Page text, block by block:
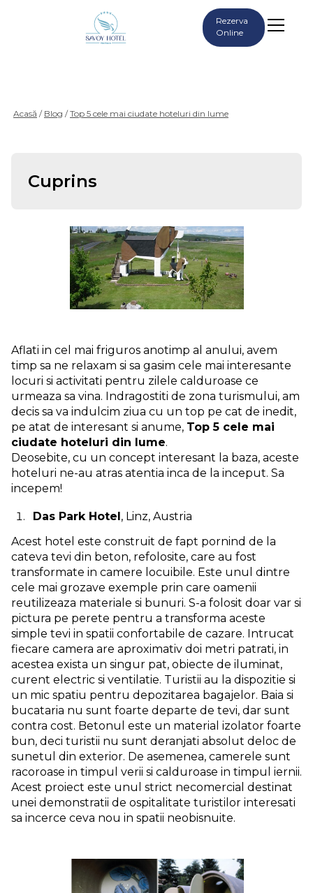
Rezerva
Online
Acasă / Blog / Top 5 cele mai ciudate hoteluri din lume
hoteluri din lume
Cuprins
Aflati in cel mai friguros anotimp al anului, avem
timp sa ne relaxam si sa gasim cele mai interesante
locuri si activitati pentru zilele calduroase ce
urmeaza sa vina. Indragostiti de zona turismului, am
decis sa va indulcim ziua cu un top pe cat de inedit,
pe atat de interesant si anume, Top 5 cele mai
ciudate hoteluri din lume.
Deosebite, cu un concept interesant la baza, aceste
hoteluri ne-au atras atentia inca de la inceput. Sa
incepem!
Das Park Hotel , Linz, Austria
Acest hotel este construit de fapt pornind de la
cateva tevi din beton, refolosite, care au fost
transformate in camere locuibile. Este unul dintre
cele mai grozave exemple prin care oamenii
reutilizeaza materiale si bunuri. S-a folosit doar var si
pictura pe perete pentru a transforma aceste
simple tevi in spatii confortabile de cazare. Intrucat
fiecare camera are aproximativ doi metri patrati, in
acestea exista un singur pat, obiecte de iluminat,
curent electric si ventilatie. Turistii au la dispozitie si
un mic spatiu pentru depozitarea bagajelor. Baia si
bucataria nu sunt foarte departe de tevi, dar sunt
contra cost. Betonul este un material izolator foarte
bun, deci turistii nu sunt deranjati absolut deloc de
sunetul din exterior. De asemenea, camerele sunt
racoroase in timpul verii si calduroase in timpul iernii.
Acest proiect este unul strict necomercial destinat
unei demonstratii de ospitalitate turistilor interesati
sa incerce ceva nou in spatii neobisnuite.